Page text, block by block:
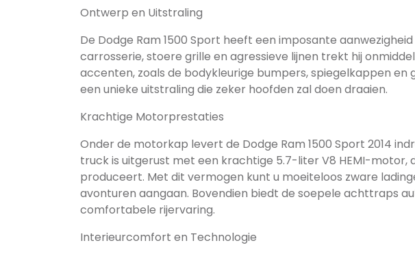
Ontwerp en Uitstraling
De Dodge Ram 1500 Sport heeft een imposante
carrosserie, stoere grille en agressieve lijnen trekt hij
accenten, zoals de bodykleurige bumpers, spiegelkappen en
een unieke uitstraling die zeker hoofden zal doen draaien.
Krachtige Motorprestaties
Onder de motorkap levert de Dodge Ram 1500 Sport 2014
truck is uitgerust met een krachtige 5.7-liter V8 HEMI-motor,
produceert. Met dit vermogen kunt u moeiteloos zware
avonturen aangaan. Bovendien biedt de soepele achttraps
comfortabele rijervaring.
Interieurcomfort en Technologie